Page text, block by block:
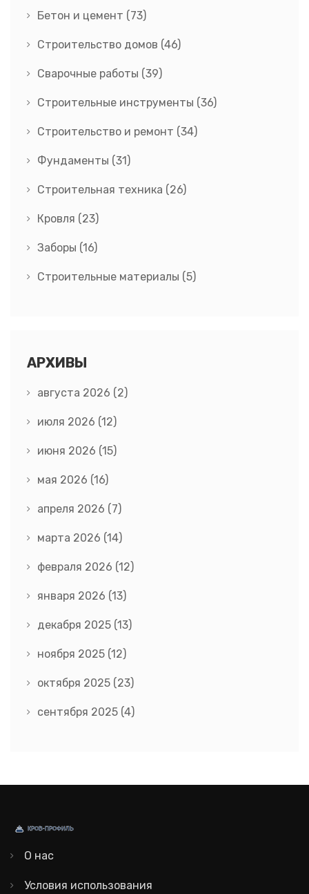
Бетон и цемент (73)
Строительство домов (46)
Сварочные работы (39)
Строительные инструменты (36)
Строительство и ремонт (34)
Фундаменты (31)
Строительная техника (26)
Кровля (23)
Заборы (16)
Строительные материалы (5)
АРХИВЫ
августа 2026 (2)
июля 2026 (12)
июня 2026 (15)
мая 2026 (16)
апреля 2026 (7)
марта 2026 (14)
февраля 2026 (12)
января 2026 (13)
декабря 2025 (13)
ноября 2025 (12)
октября 2025 (23)
сентября 2025 (4)
О нас
Условия использования